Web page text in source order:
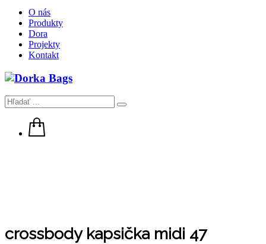
O nás
Produkty
Dora
Projekty
Kontakt
crossbody kapsička midi 47